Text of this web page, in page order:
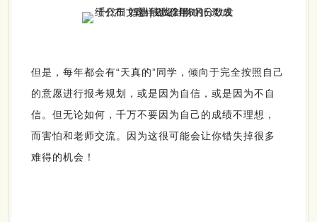
但是，每年都会有“天真的”同学，倾向于完全按照自己
的意愿进行报考规划，或是因为自信，或是因为不自
信。但无论如何，千万不要因为自己的成绩不理想，
而害怕和老师交流。因为这很可能会让你错失掉很多
难得的机会！